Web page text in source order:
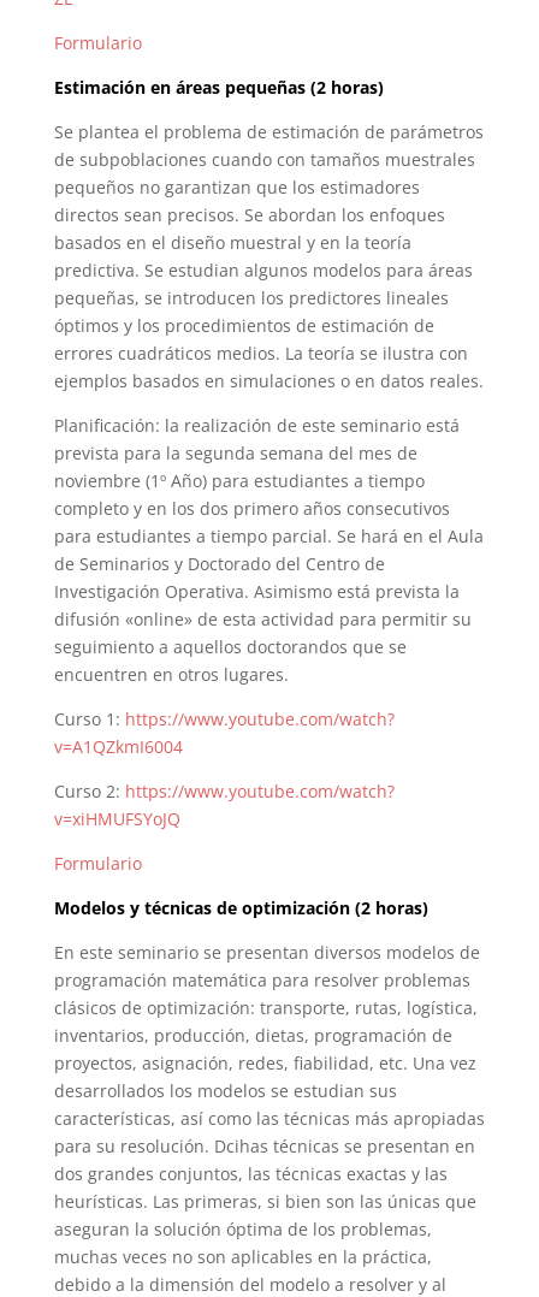
Formulario
Estimación en áreas pequeñas (2 horas)
Se plantea el problema de estimación de parámetros
de subpoblaciones cuando con tamaños muestrales
pequeños no garantizan que los estimadores
directos sean precisos. Se abordan los enfoques
basados en el diseño muestral y en la teoría
predictiva. Se estudian algunos modelos para áreas
pequeñas, se introducen los predictores lineales
óptimos y los procedimientos de estimación de
errores cuadráticos medios. La teoría se ilustra con
ejemplos basados en simulaciones o en datos reales.
Planificación: la realización de este seminario está
prevista para la segunda semana del mes de
noviembre (1º Año) para estudiantes a tiempo
completo y en los dos primero años consecutivos
para estudiantes a tiempo parcial. Se hará en el Aula
de Seminarios y Doctorado del Centro de
Investigación Operativa. Asimismo está prevista la
difusión «online» de esta actividad para permitir su
seguimiento a aquellos doctorandos que se
encuentren en otros lugares.
Curso 1: https://www.youtube.com/watch?
v=A1QZkmI6004
Curso 2: https://www.youtube.com/watch?
v=xiHMUFSYoJQ
Formulario
Modelos y técnicas de optimización (2 horas)
En este seminario se presentan diversos modelos de
programación matemática para resolver problemas
clásicos de optimización: transporte, rutas, logística,
inventarios, producción, dietas, programación de
proyectos, asignación, redes, fiabilidad, etc. Una vez
desarrollados los modelos se estudian sus
características, así como las técnicas más apropiadas
para su resolución. Dcihas técnicas se presentan en
dos grandes conjuntos, las técnicas exactas y las
heurísticas. Las primeras, si bien son las únicas que
aseguran la solución óptima de los problemas,
muchas veces no son aplicables en la práctica,
debido a la dimensión del modelo a resolver y al